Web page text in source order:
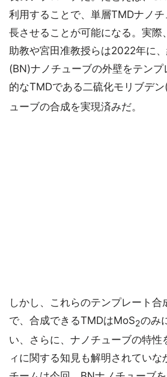
利用することで、単層TMDナノ
長させることが可能になる。実際
助教や宮田准教授らは2022年に
(BN)ナノチューブの外壁をテン
的なTMDである二硫化モリブデ
ューブの合成を実現済みだ。
しかし、これらのテンプレート合
で、合成できるTMDはMoS2のみ
い、さらに、ナノチューブの特性
ィに関する知見も解明されていな